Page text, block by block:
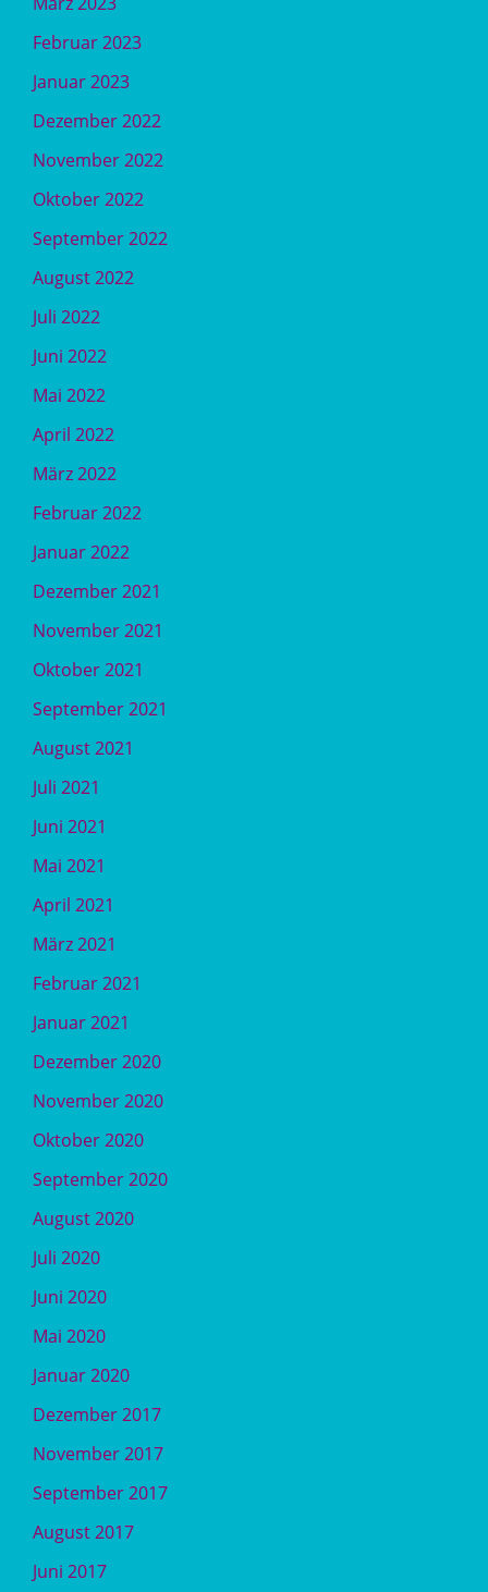
Februar 2023
Januar 2023
Dezember 2022
November 2022
Oktober 2022
September 2022
August 2022
Juli 2022
Juni 2022
Mai 2022
April 2022
März 2022
Februar 2022
Januar 2022
Dezember 2021
November 2021
Oktober 2021
September 2021
August 2021
Juli 2021
Juni 2021
Mai 2021
April 2021
März 2021
Februar 2021
Januar 2021
Dezember 2020
November 2020
Oktober 2020
September 2020
August 2020
Juli 2020
Juni 2020
Mai 2020
Januar 2020
Dezember 2017
November 2017
September 2017
August 2017
Juni 2017